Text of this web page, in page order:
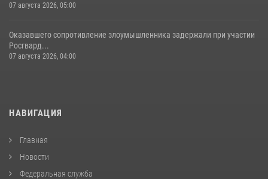
07 августа 2026, 05:00
Оказавшего сопротивление злоумышленника задержали при участии
Росгвард...
07 августа 2026, 04:00
НАВИГАЦИЯ
Главная
Новости
Федеральная служба